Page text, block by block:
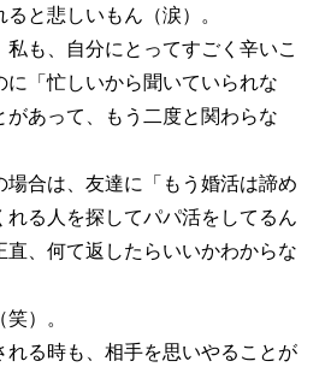
と悲しいもん（涙）。
私も、自分にとってすごく辛いこ
に「忙しいから聞いていられな
があって、もう二度と関わらな
合は、友達に「もう婚活は諦め
れる人を探してパパ活をしてるん
直、何て返したらいいかわからな
）。
れる時も、相手を思いやることが